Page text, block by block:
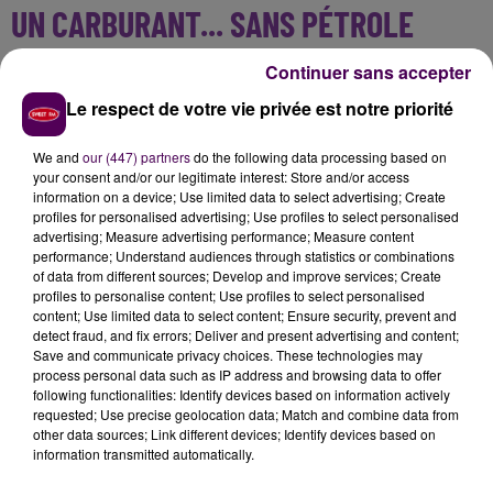
UN CARBURANT... SANS PÉTROLE
Et ce sont les laborantins de Total qui sont à l’œuvre :
"Avec l’Excellium Endurance développé en 2018, 85%
d’hydrocarbures standards, d’origine fossile, étaient
mélangés à 10% d’éthanol d’origine renouvelable et
5% de bio hydrocarbures. Après plusieurs mois de
recherche et de tests, les ingénieurs de TotalEnergies
et les avancées extérieures ont permis de réaliser
une formule qui ne contient plus aucune goutte de
pétrole: l’Excellium Racing 100".Patrick Pouyanné
agitera le drapeau tricolore à 16h, à l'issue du tour de
formation.
Le respect de votre vie privée est notre priorité
We and our (447) partnersdo the following data processing based on
your consent and/or our legitimate interest: Store and/or access
information on a device; Use limited data to select advertising; Create
profiles for personalised advertising; Use profiles to select personalised
advertising; Measure advertising performance; Measure content
performance; Understand audiences through statistics or combinations
of data from different sources; Develop and improve services; Create
profiles to personalise content; Use profiles to select personalised
content; Use limited data to select content; Ensure security, prevent and
detect fraud, and fix errors; Deliver and present advertising and content;
Save and communicate privacy choices. These technologies may
process personal data such as IP address and browsing data to offer
following functionalities: Identify devices based on information actively
requested; Use precise geolocation data; Match and combine data from
other data sources; Link different devices; Identify devices based on
information transmitted automatically.
Continuer sans accepter